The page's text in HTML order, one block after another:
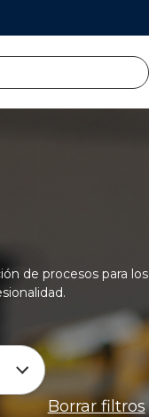
de procesos para los
Borrar filtros